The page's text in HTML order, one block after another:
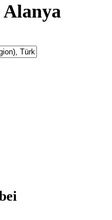
Alanya